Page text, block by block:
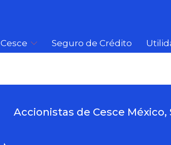
Cesce Seguro de Crédito
Accionistas de Cesce México,